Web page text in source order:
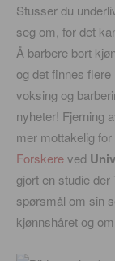
Stusser du
seg om, for det
Å barbere bort
og det finnes
voksing og
nyheter! Fjerning
mer mottakelig
Forskereved
gjort en studie
spørsmål om sin
kjønnshåret og